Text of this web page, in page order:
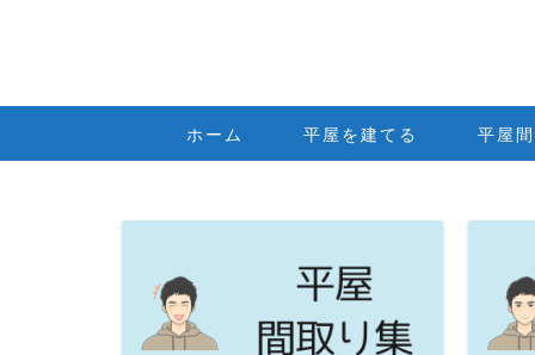
ホーム 平屋を建てる 平屋